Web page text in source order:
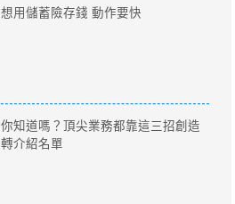
想用儲蓄險存錢 動作要快
你知道嗎？頂尖業務都靠這三招創造
轉介紹名單